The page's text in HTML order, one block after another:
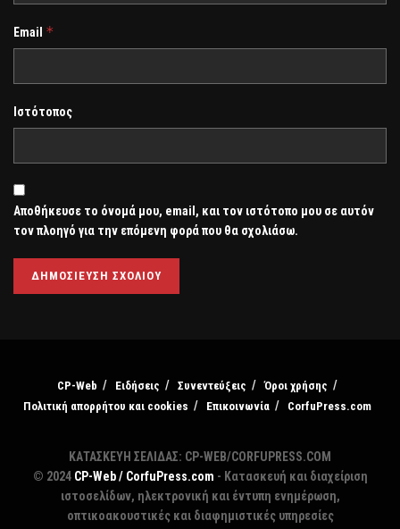
Email *
Ιστότοπος
Αποθήκευσε το όνομά μου, email, και τον ιστότοπο μου σε αυτόν
τον πλοηγό για την επόμενη φορά που θα σχολιάσω.
CP-Web Ειδήσεις Συνεντεύξεις
Όροι χρήσης
Πολιτική απορρήτου και cookies
Επικοινωνία CorfuPress.com
ΚΑΤΑΣΚΕΥΗ ΣΕΛΙΔΑΣ: CP-WEB/CORFUPRESS.COM
© 2024 CP-Web / CorfuPress.com - Κατασκευή και διαχείριση
ιστοσελίδων, ηλεκτρονική και έντυπη ενημέρωση,
οπτικοακουστικές και διαφημιστικές υπηρεσίες